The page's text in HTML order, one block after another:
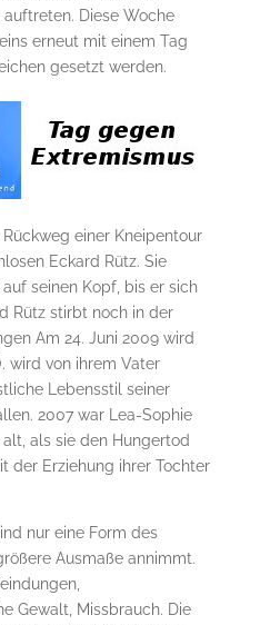
Diese Woche
erneut mit einem Tag
gesetzt werden.
einer Kneipentour
Eckard Rütz. Sie
seinen Kopf, bis er sich
Rütz stirbt noch in der
Am 24. Juni 2009 wird
wird von ihrem Vater
Lebensstil seiner
2007 war Lea-Sophie
als sie den Hungertod
der Erziehung ihrer Tochter
nur eine Form des
Ausmaße annimmt.
Gewalt, Missbrauch. Die